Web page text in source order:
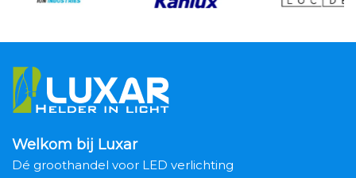
Welkom bij Luxar
Dé groothandel voor LED verlichting